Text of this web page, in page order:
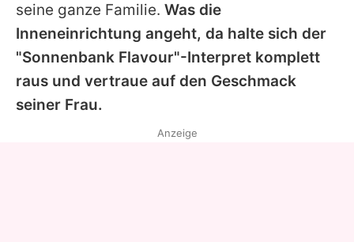
seine ganze Familie. Was die
Inneneinrichtung angeht, da halte sich der
"Sonnenbank Flavour"-Interpret komplett
raus und vertraue auf den Geschmack
seiner Frau.
Anzeige